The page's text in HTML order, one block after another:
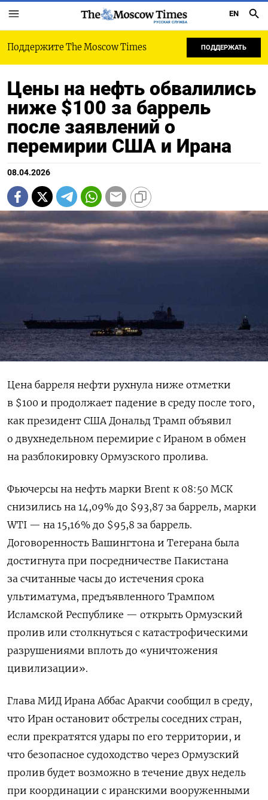
РУССКАЯ СЛУЖБА
EN
Поддержите The Moscow Times ПОДДЕРЖАТЬ
Цены на нефть обвалились
ниже $100 за баррель
после заявлений о
перемирии США и Ирана
08.04.2026
Цена барреля нефти рухнула ниже отметки
в $100 и продолжает падение в среду после того,
как президент США Дональд ‌Трамп объявил
о двухнедельном перемирие с Ираном в обмен
на разблокировку Ормузского пролива.
Фьючерсы на нефть марки Brent к 08:50 ​МСК
снизились на 14,09% до $93,87 ​за баррель, марки ​
WTI — на ⁠15,16% до $95,8 за баррель.
Договоренность Вашингтона и Тегерана ‌была
достигнута при посредничестве Пакистана
за ‌считанные часы до истечения срока
ультиматума, предъявленного Трампом
Исламской Республике — открыть Ормузский
пролив или ​столкнуться с катастрофическими
разрушениями вплоть до «уничтожения
цивилизации».
Глава МИД Ирана Аббас Аракчи сообщил в среду,
что Иран остановит обстрелы соседних ​стран,
если прекратятся ​удары по его территории, ‌и
что безопасное судоходство через Ормузский
пролив будет возможно в течение ​двух недель
при координации с иранскими вооруженными